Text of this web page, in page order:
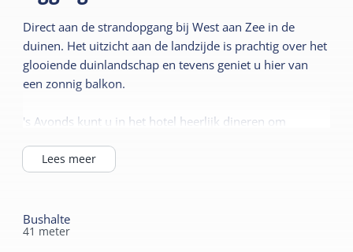
gezellige lounge, bar en een sfeervol
restaurant. Hier kunt u genieten van het
uitzicht op de duinen en de meest heerlijke
gerechten. Het hotel beschikt over een
overdekt zwembad, sauna, stoombad en
solarium. Het hotel heeft vergaderzalen
150 personen.
Direct aan de strandopgang bij West aan Zee in de
duinen. Het uitzicht aan de landzijde is prachtig over het
glooiende duinlandschap en tevens geniet u hier van
een zonnig balkon.
's Avonds kunt u in het hotel heerlijk dineren om
ploffen en te genieten van een goede film op de nieuwe
32 Inch televisie. De ruime badkamers zijn uitgerust met
snel draadloos internet.
Lees meer
Bushalte
41 meter